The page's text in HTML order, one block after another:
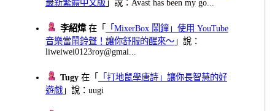
最新繁體中文版 」說：Avast has been my go...
李紹煒在「
「MixerBox 鬧鐘」使用 YouTube
音樂當鬧鈴聲！讓你舒服的醒來～ 」說：
liweiwei0123roy@gmai...
Tugy 在「
「打地鼠學唐詩」讓你長智慧的好
遊戲 」說：uugi